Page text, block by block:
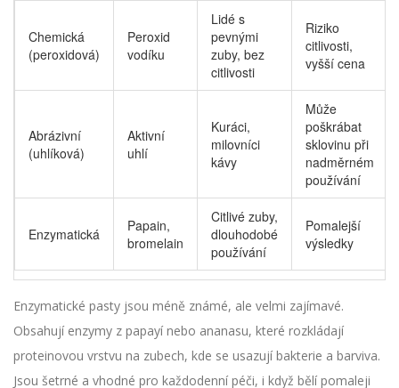
Chemická
(peroxidová)
Peroxid
vodíku
Lidé s
pevnými
zuby, bez
citlivosti
Riziko
citlivosti,
vyšší cena
Abrázivní
(uhlíková)
Aktivní
uhlí
Kuráci,
milovníci
kávy
Může
poškrábat
sklovinu při
nadměrném
používání
Enzymatická
Papain,
bromelain
Citlivé zuby,
dlouhodobé
používání
Pomalejší
výsledky
Enzymatické pasty jsou méně známé, ale velmi zajímavé.
Obsahují enzymy z papayí nebo ananasu, které rozkládají
proteinovou vrstvu na zubech, kde se usazují bakterie a barviva.
Jsou šetrné a vhodné pro každodenní péči, i když bělí pomaleji